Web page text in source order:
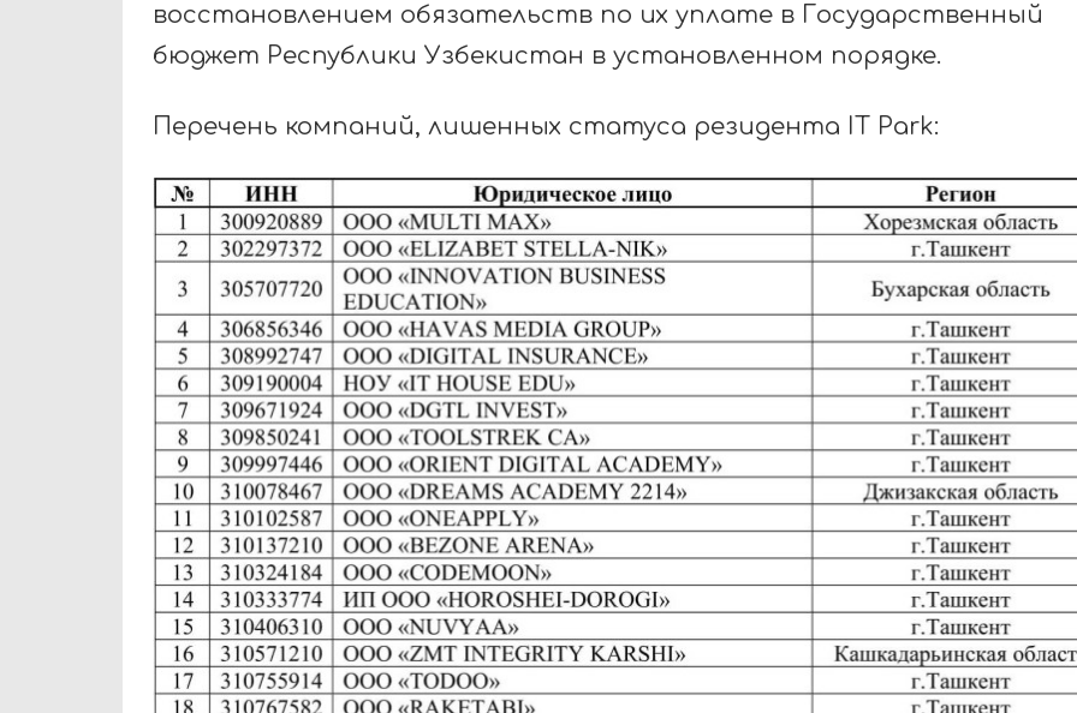
восстановлением обязательств по их уплате в Государственный
бюджет Республики Узбекистан в установленном порядке.
Перечень компаний, лишенных статуса резидента IT Park: